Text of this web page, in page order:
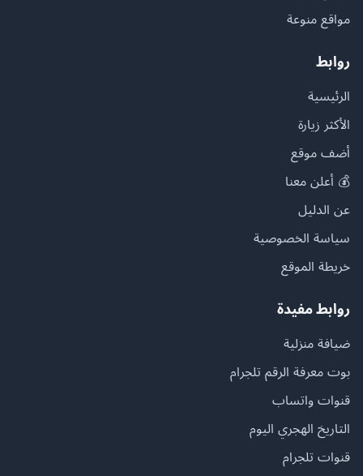
مواقع منوعة
روابط
الرئيسية
الأكثر زيارة
أضف موقع
💰 أعلن معنا
عن الدليل
سياسة الخصوصية
خريطة الموقع
روابط مفيدة
ضيافة منزلية
بوت معرفة الرقم تلجرام
قنوات واتساب
التاريخ الهجري اليوم
قنوات تلجرام